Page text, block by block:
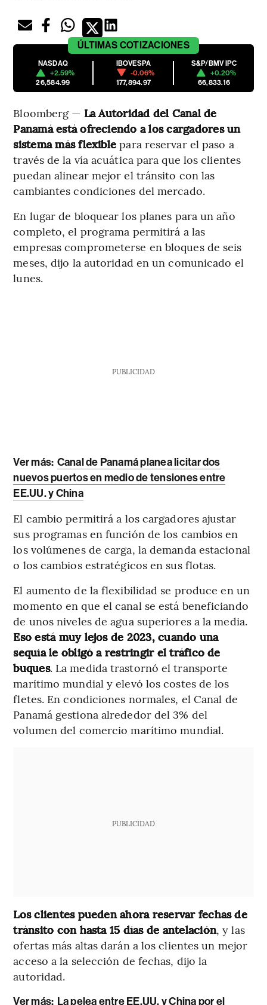
ÚLTIMAS COTIZACIONES
NASDAQ
+2.59%
26,584.99
IBOVESPA
-0.06%
177,894.97
S&P/BMV IPC
+0.20%
66,833.16
Bloomberg — La Autoridad del Canal de
Panamá está ofreciendo a los cargadores un
sistema más flexible para reservar el paso a
través de la vía acuática para que los clientes
puedan alinear mejor el tránsito con las
cambiantes condiciones del mercado.
En lugar de bloquear los planes para un año
completo, el programa permitirá a las
empresas comprometerse en bloques de seis
meses, dijo la autoridad en un comunicado el
lunes.
PUBLICIDAD
Ver más: Canal de Panamá planea licitar dos
nuevos puertos en medio de tensiones entre
EE.UU. y China
El cambio permitirá a los cargadores ajustar
sus programas en función de los cambios en
los volúmenes de carga, la demanda estacional
o los cambios estratégicos en sus flotas.
El aumento de la flexibilidad se produce en un
momento en que el canal se está beneficiando
de unos niveles de agua superiores a la media.
Eso está muy lejos de 2023, cuando una
sequía le obligó a restringir el tráfico de
buques. La medida trastornó el transporte
marítimo mundial y elevó los costes de los
fletes. En condiciones normales, el Canal de
Panamá gestiona alrededor del 3% del
volumen del comercio marítimo mundial.
PUBLICIDAD
Los clientes pueden ahora reservar fechas de
tránsito con hasta 15 días de antelación, y las
ofertas más altas darán a los clientes un mejor
acceso a la selección de fechas, dijo la
autoridad.
Ver más: La pelea entre EE.UU. y China por el